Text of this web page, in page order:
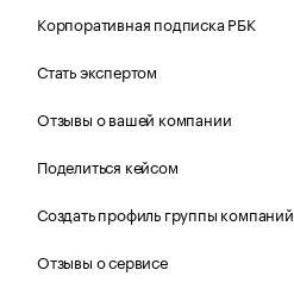
Корпоративная подписка РБК
Стать экспертом
Отзывы о вашей компании
Поделиться кейсом
Создать профиль группы компаний
Отзывы о сервисе